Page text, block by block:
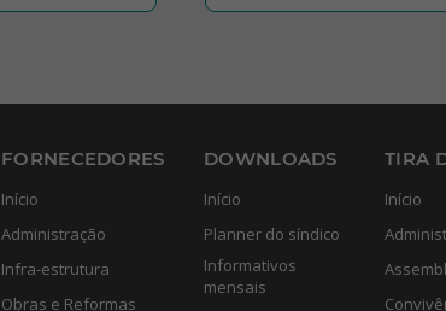
FORNECEDORES
Início
Administração
Infra-estrutura
Obras e Reformas
DOWNLOADS
Início
Planner do síndico
Informativos
mensais
TIRA
Início